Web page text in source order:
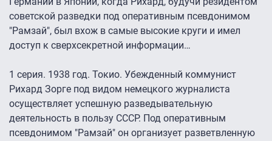
советской разведки под оперативным псевдонимом
"Рамзай", был вхож в самые высокие круги и имел
доступ к сверхсекретной информации…
1 серия. 1938 год. Токио. Убежденный коммунист
Рихард Зорге под видом немецкого журналиста
осуществляет успешную разведывательную
деятельность в пользу СССР. Под оперативным
псевдонимом "Рамзай" он организует разветвленную